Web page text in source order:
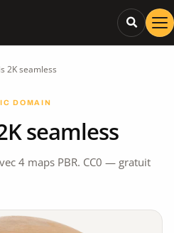
2K seamless
DOMAIN
seamless
4 maps PBR. CC0 — gratuit